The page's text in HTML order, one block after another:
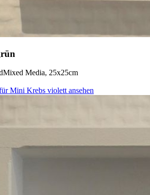
Mixed Media, 25x25cm
Mini Krebs violett ansehen